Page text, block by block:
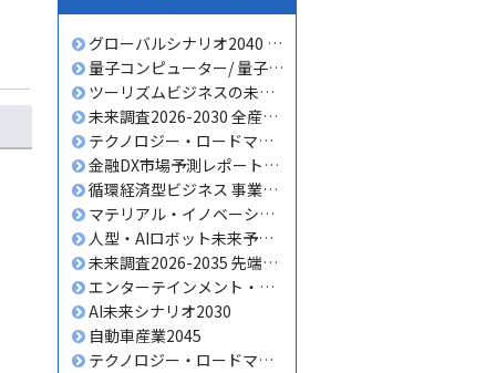
グローバルシナリオ2040 全産業編
量子コンピューター/ 量子技術開発＆ビジネス参入戦略2026-2035
ツーリズムビジネスの未来2026-2035
未来調査2026-2030 全産業編
テクノロジー・ロードマップ 2026-2035 AI/ICT融合新ビジネス編
金融DX市場予測レポート2026-2030
循環経済型ビジネス 事業創出・参入戦略
マテリアル・イノベーション2040
人型・AIロボット未来予測2035
未来調査2026-2035 先端テクノロジー編
エンターテインメント・ビジネスの未来2026-2035
AI未来シナリオ2030
自動車産業2045
テクノロジー・ロードマップ 2026-2035 全産業編